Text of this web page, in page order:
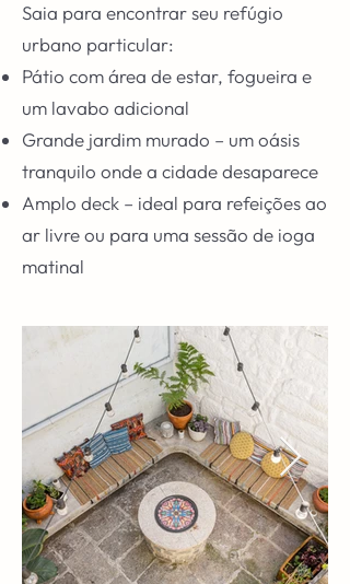
Saia para encontrar seu refúgio
urbano particular:
Pátio com área de estar, fogueira e
um lavabo adicional
Grande jardim murado – um oásis
tranquilo onde a cidade desaparece
Amplo deck – ideal para refeições ao
ar livre ou para uma sessão de ioga
matinal